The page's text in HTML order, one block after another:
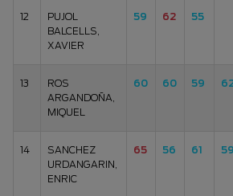
12
PUJOL
BALCELLS,
XAVIER
59 62 55
13
ROS
ARGANDOÑA,
MIQUEL
60 60 59
14
SANCHEZ
URDANGARIN,
ENRIC
65 56 61 59